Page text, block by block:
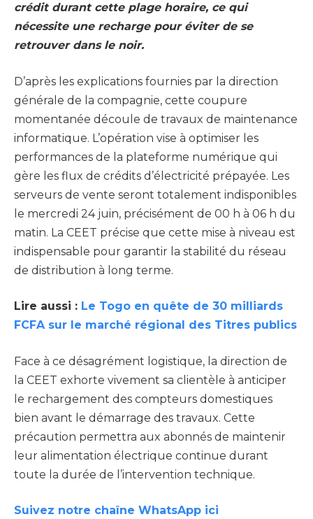
crédit durant cette plage horaire, ce qui
nécessite une recharge pour éviter de se
retrouver dans le noir.
D’après les explications fournies par la direction
générale de la compagnie, cette coupure
momentanée découle de travaux de maintenance
informatique. L’opération vise à optimiser les
performances de la plateforme numérique qui
gère les flux de crédits d’électricité prépayée. Les
serveurs de vente seront totalement indisponibles
le mercredi 24 juin, précisément de 00 h à 06 h du
matin. La CEET précise que cette mise à niveau est
indispensable pour garantir la stabilité du réseau
de distribution à long terme.
Lire aussi : Le Togo en quête de 30 milliards
FCFA sur le marché régional des Titres publics
Face à ce désagrément logistique, la direction de
la CEET exhorte vivement sa clientèle à anticiper
le rechargement des compteurs domestiques
bien avant le démarrage des travaux. Cette
précaution permettra aux abonnés de maintenir
leur alimentation électrique continue durant
toute la durée de l’intervention technique.
Suivez notre chaîne WhatsApp ici